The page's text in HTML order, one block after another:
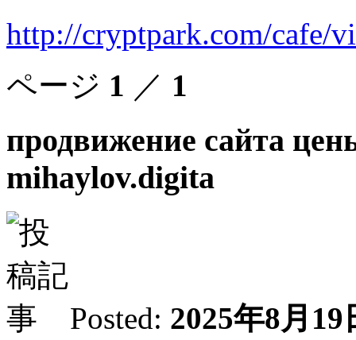
http://cryptpark.com/cafe/
ページ 1 ／ 1
продвижение сайта
mihaylov.digita
Posted: 2025年8月